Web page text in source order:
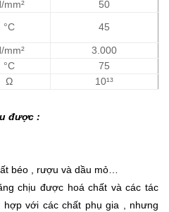
mm²
50
°C 45
mm²
3.000
°C
75
Ω
10¹³
được :
béo , rượu và dầu mỏ…
chịu được hoá chất và các tác
với các chất phụ gia , nhưng